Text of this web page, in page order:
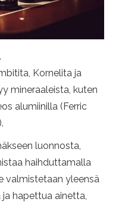
Kornelita ja
mineraaleista, kuten
alumiinilla (Ferric
luonnosta,
haihduttamalla
valmistetaan yleensä
hapettua ainetta,